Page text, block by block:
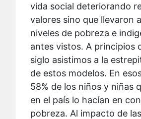
vida social deteriorando
valores sino que llevaron
niveles de pobreza e
antes vistos. A principios
siglo asistimos a la
de estos modelos. En
58% de los niños y niñas
en el país lo hacían en
pobreza. Al impacto de las